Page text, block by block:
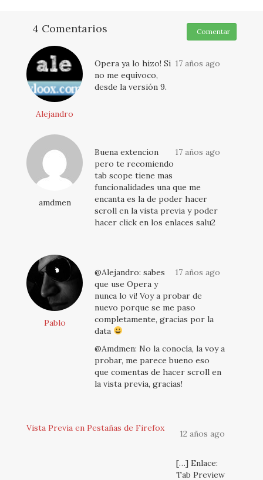
4 Comentarios Comentar
Alejandro
17 años ago
Opera ya lo hizo! Si
no me equivoco,
desde la versión 9.
amdmen
17 años ago
Buena extencion
pero te recomiendo
tab scope tiene mas
funcionalidades una que me
encanta es la de poder hacer
scroll en la vista previa y poder
hacer click en los enlaces salu2
Pablo
17 años ago
@Alejandro: sabes
que use Opera y
nunca lo vi! Voy a probar de
nuevo porque se me paso
completamente, gracias por la
data
@Amdmen: No la conocía, la voy a
probar, me parece bueno eso
que comentas de hacer scroll en
la vista previa, gracias!
Vista Previa en Pestañas de Firefox
12 años ago
[…] Enlace:
Tab Preview